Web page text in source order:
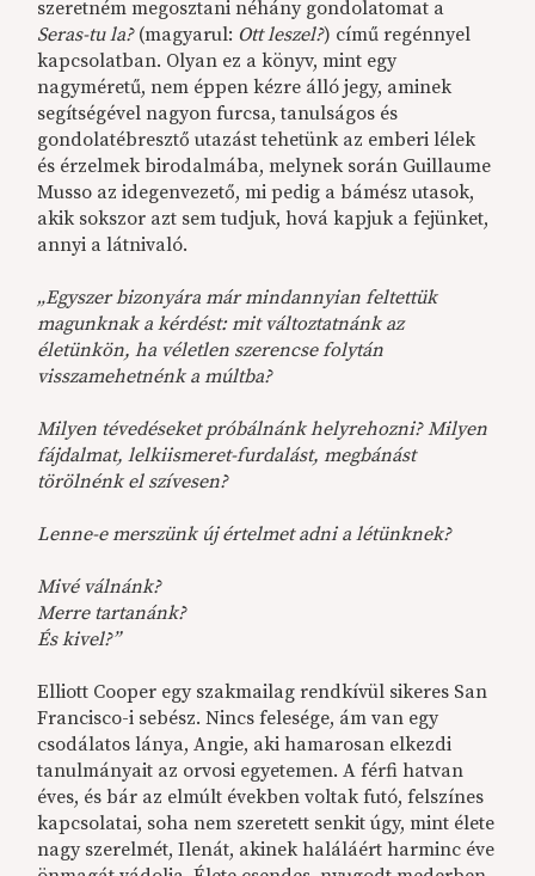
szeretném megosztani néhány gondolatomat a
Seras-tu la?(magyarul: Ott leszel?) című regénnyel
kapcsolatban. Olyan ez a könyv, mint egy
nagyméretű, nem éppen kézre álló jegy, aminek
segítségével nagyon furcsa, tanulságos és
gondolatébresztő utazást tehetünk az emberi lélek
és érzelmek birodalmába, melynek során Guillaume
Musso az idegenvezető, mi pedig a bámész utasok,
akik sokszor azt sem tudjuk, hová kapjuk a fejünket,
annyi a látnivaló.
„Egyszer bizonyára már mindannyian feltettük
magunknak a kérdést: mit változtatnánk az
életünkön, ha véletlen szerencse folytán
visszamehetnénk a múltba?
Milyen tévedéseket próbálnánk helyrehozni? Milyen
fájdalmat, lelkiismeret-furdalást, megbánást
törölnénk el szívesen?
Lenne-e merszünk új értelmet adni a létünknek?
Mivé válnánk?
Merre tartanánk?
És kivel?”
Elliott Cooper egy szakmailag rendkívül sikeres San
Francisco-i sebész. Nincs felesége, ám van egy
csodálatos lánya, Angie, aki hamarosan elkezdi
tanulmányait az orvosi egyetemen. A férfi hatvan
éves, és bár az elmúlt években voltak futó, felszínes
kapcsolatai, soha nem szeretett senkit úgy, mint élete
nagy szerelmét, Ilenát, akinek haláláért harminc éve